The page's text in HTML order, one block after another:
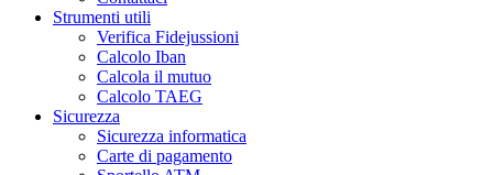
Strumenti utili
Verifica Fidejussioni
Calcolo Iban
Calcola il mutuo
Calcolo TAEG
Sicurezza
Sicurezza informatica
Carte di pagamento